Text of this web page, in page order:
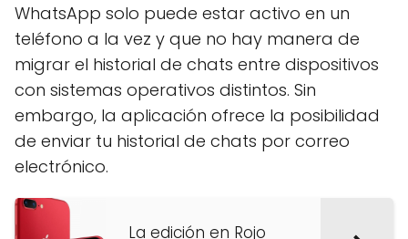
WhatsApp solo puede estar activo en un
teléfono a la vez y que no hay manera de
migrar el historial de chats entre dispositivos
con sistemas operativos distintos. Sin
embargo, la aplicación ofrece la posibilidad
de enviar tu historial de chats por correo
electrónico.
La edición en Rojo